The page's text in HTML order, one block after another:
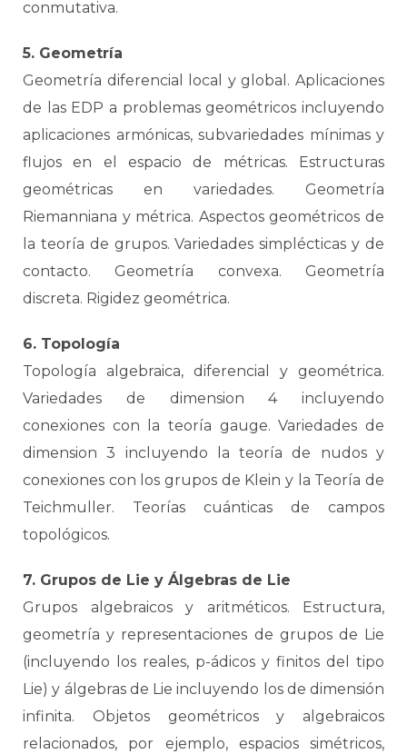
conmutativa.
5. Geometría
Geometría diferencial local y global. Aplicaciones
de las EDP a problemas geométricos incluyendo
aplicaciones armónicas, subvariedades mínimas y
flujos en el espacio de métricas. Estructuras
geométricas en variedades. Geometría
Riemanniana y métrica. Aspectos geométricos de
la teoría de grupos. Variedades simplécticas y de
contacto. Geometría convexa. Geometría
discreta. Rigidez geométrica.
6. Topología
Topología algebraica, diferencial y geométrica.
Variedades de dimension 4 incluyendo
conexiones con la teoría gauge. Variedades de
dimension 3 incluyendo la teoría de nudos y
conexiones con los grupos de Klein y la Teoría de
Teichmuller. Teorías cuánticas de campos
topológicos.
7. Grupos de Lie y Álgebras de Lie
Grupos algebraicos y aritméticos. Estructura,
geometría y representaciones de grupos de Lie
(incluyendo los reales, p-ádicos y finitos del tipo
Lie) y álgebras de Lie incluyendo los de dimensión
infinita. Objetos geométricos y algebraicos
relacionados, por ejemplo, espacios simétricos,